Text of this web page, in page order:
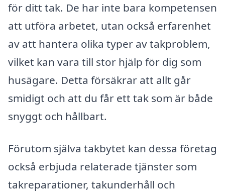
för ditt tak. De har inte bara kompetensen
att utföra arbetet, utan också erfarenhet
av att hantera olika typer av takproblem,
vilket kan vara till stor hjälp för dig som
husägare. Detta försäkrar att allt går
smidigt och att du får ett tak som är både
snyggt och hållbart.
Förutom själva takbytet kan dessa företag
också erbjuda relaterade tjänster som
takreparationer, takunderhåll och